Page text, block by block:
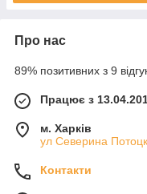
Про нас
89% позитивних з 9
Працює з
м. Харків
ул Северина
Контакти